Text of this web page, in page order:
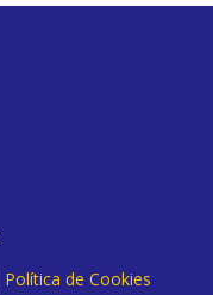
Política de Cookies